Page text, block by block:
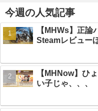
今週の人気記事
【MHWs】正論
Steamレビュー
【MHNow】ひ
い子じゃ、、、